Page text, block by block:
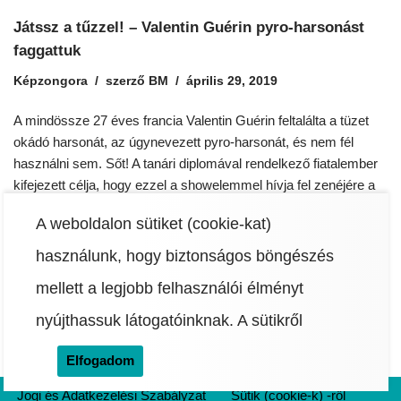
A weboldalon sütiket (cookie-kat)
használunk, hogy biztonságos böngészés
mellett a legjobb felhasználói élményt
nyújthassuk látogatóinknak.A sütikről
Elfogadom
Játssz a tűzzel! – Valentin Guérin pyro-harsonást
faggattuk
Képzongora szerző BM április 29, 2019
A mindössze 27 éves francia Valentin Guérin feltalálta a tüzet
okádó harsonát, az úgynevezett pyro-harsonát, és nem fél
használni sem. Sőt! A tanári diplomával rendelkező fiatalember
kifejezett célja, hogy ezzel a showelemmel hívja fel zenéjére a
mutatványosnak tartják. Akciója sikeres, hiszen különleges
hangszerével már a tengerentúlra… Read More »
Jogi és Adatkezelési Szabályzat Sütik (cookie-k) -ről